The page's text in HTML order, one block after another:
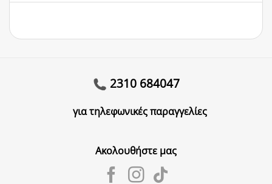
2310 684047
για τηλεφωνικές παραγγελίες
Ακολουθήστε μας